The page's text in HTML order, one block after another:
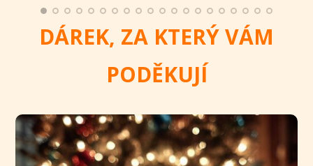
DÁREK, ZA KTERÝ VÁM
PODĚKUJÍ